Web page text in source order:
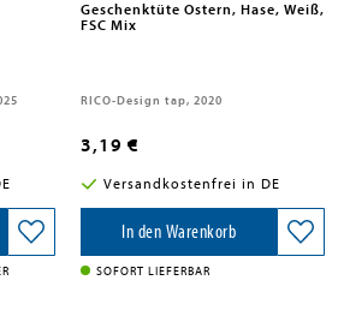
Geschenktüte Ostern, Hase, Weiß,
FSC Mix
RICO-Design tap, 2020
3,19 €
Versandkostenfrei in DE
In den Warenkorb
SOFORT LIEFERBAR